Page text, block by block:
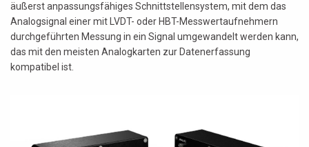
äußerst anpassungsfähiges Schnittstellensystem, mit dem das
Analogsignal einer mit LVDT- oder HBT-Messwertaufnehmern
durchgeführten Messung in ein Signal umgewandelt werden kann,
das mit den meisten Analogkarten zur Datenerfassung
kompatibel ist.
한국어 (Korean)
Wenn Sie noch nicht registriert sind, können Sie dies jetzt tun.
Hier klicken!